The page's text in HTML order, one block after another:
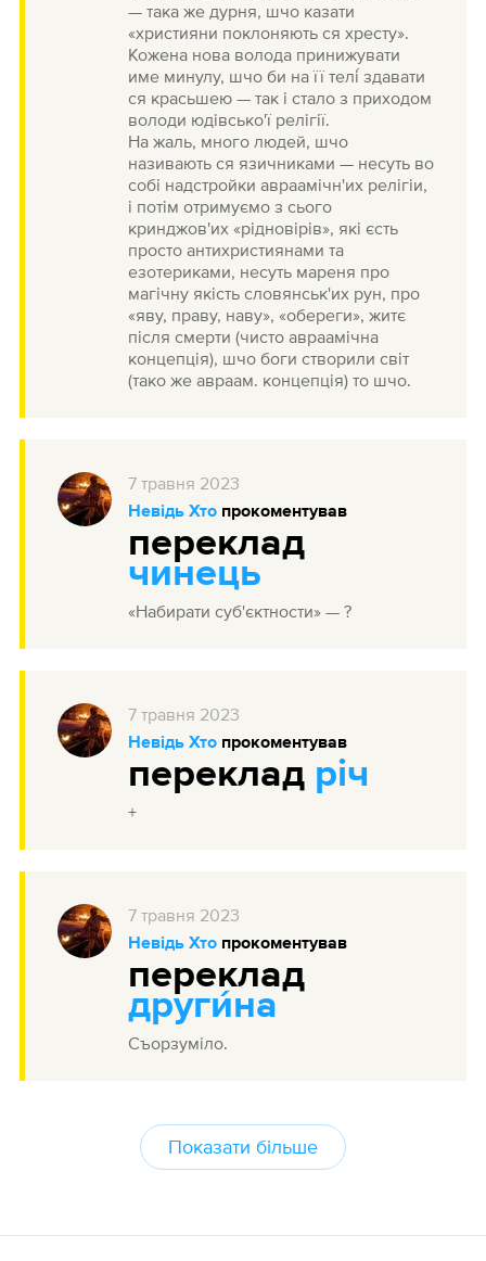
— така же дурня, шчо казати
«християни поклоняють ся хресту».
Кожена нова волода принижувати
име минулу, шчо би на її телі́ здавати
ся красьшею — так і стало з приходом
володи юдівсько'ї релігії.
На жаль, много людей, шчо
називають ся язичниками — несуть во
собі надстройки авраамічн'их релігіи,
і потім отримуємо з сього
кринджов'их «рідновірів», які єсть
просто антихристиянами та
езотериками, несуть мареня про
магічну якість словянськ'их рун, про
«яву, праву, наву», «обереги», житє
після смерти (чисто авраамічна
концепція), шчо боги створили світ
(тако же авраам. концепція) то шчо.
7 травня 2023
Невідь Хтопрокоментував
переклад
чинець
«Набирати суб'єктности» — ?
7 травня 2023
Невідь Хтопрокоментував
переклад річ
+
7 травня 2023
Невідь Хтопрокоментував
переклад
други́на
Съорзуміло.
Показати більше